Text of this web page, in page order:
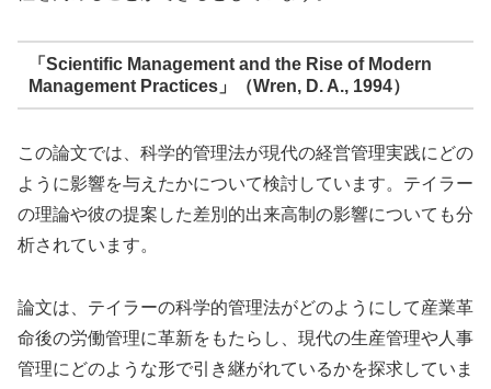
「Scientific Management and the Rise of Modern
Management Practices」（Wren, D. A., 1994）
この論文では、科学的管理法が現代の経営管理実践にどの
ように影響を与えたかについて検討しています。テイラー
の理論や彼の提案した差別的出来高制の影響についても分
析されています。
論文は、テイラーの科学的管理法がどのようにして産業革
命後の労働管理に革新をもたらし、現代の生産管理や人事
管理にどのような形で引き継がれているかを探求していま